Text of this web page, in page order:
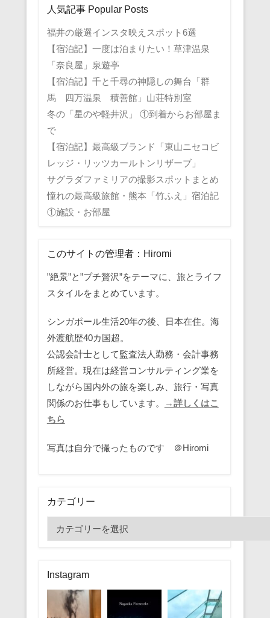
人気記事 Popular Posts
福井の厳選インスタ映えスポット6選
【宿泊記】一度は泊まりたい！草津温泉
「奈良屋」泉遊亭
【宿泊記】千と千尋の神隠しの舞台「群
馬 四万温泉 積善館」山荘特別室
冬の「星のや軽井沢」 ①到着からお部屋ま
で
【宿泊記】最高級ブランド「東山ニセコビ
レッジ・リッツカールトンリザーブ」
サグラダファミリアの撮影スポットまとめ
憧れの最高級旅館・熊本「竹ふえ」宿泊記
①施設・お部屋
このサイトの管理者：Hiromi
”絶景”と”プチ贅沢”をテーマに、旅とライフ
スタイルをまとめています。
シンガポール生活20年の後、日本在住。海
外渡航歴40カ国超。
公認会計士として監査法人勤務・会計事務
所経営。現在は経営コンサルティング業を
しながら国内外の旅を楽しみ、旅行・写真
関係のお仕事もしています。
→詳しくはこ
ちら
写真は自分で撮ったものです ＠Hiromi
カテゴリー
テ
リ
ー
Instagram